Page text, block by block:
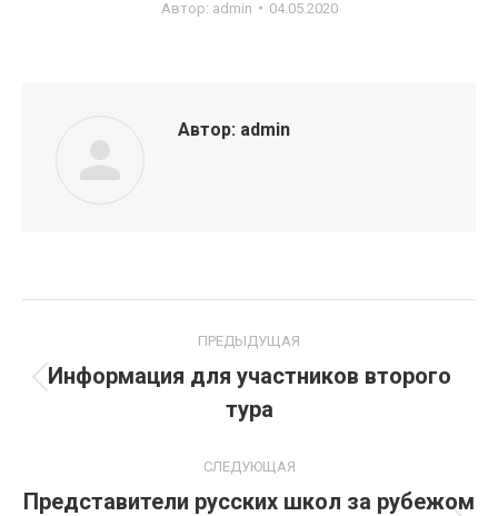
Автор: admin 04.05.2020
Автор: admin
по
ПРЕДЫДУЩАЯ
Предыдущая
запись:
Информация для участников второго
тура
СЛЕДУЮЩАЯ
Представители русских школ за рубежом